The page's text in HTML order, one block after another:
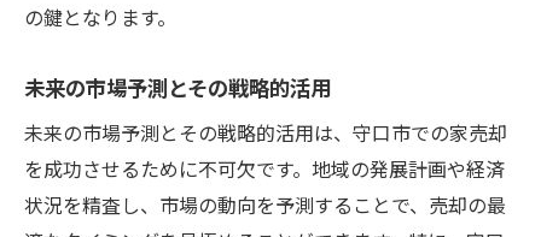
の鍵となります。
未来の市場予測とその戦略的活用
未来の市場予測とその戦略的活用は、守口市での家売却
を成功させるために不可欠です。地域の発展計画や経済
状況を精査し、市場の動向を予測することで、売却の最